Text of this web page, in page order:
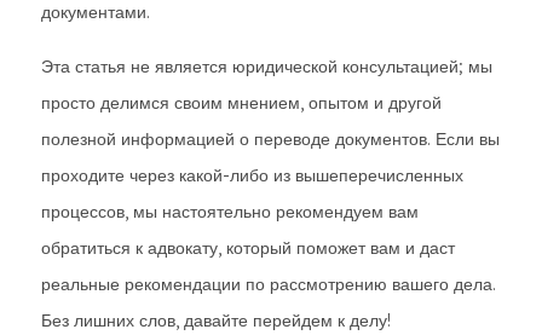
документами.
Эта статья не является юридической консультацией; мы
просто делимся своим мнением, опытом и другой
полезной информацией о переводе документов. Если вы
проходите через какой-либо из вышеперечисленных
процессов, мы настоятельно рекомендуем вам
обратиться к адвокату, который поможет вам и даст
реальные рекомендации по рассмотрению вашего дела.
Без лишних слов, давайте перейдем к делу!